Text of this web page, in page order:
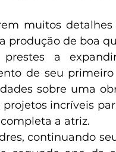
muitos
produção de boa
a
de seu
sobre uma
incríveis
a atriz.
continuando